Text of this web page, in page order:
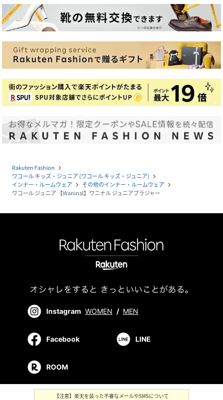
Rakuten Fashion navigate_next
ワコール キッズ・ジュニア (ワコール キッズ・ジュニア) navigate_next
インナー・ルームウェア navigate_next その他のインナー・ルームウェア navigate_next
ワコール ジュニア 【Waninal】ワニナル ジュニアブラジャー
Instagram WOMEN / MEN
Facebook LINE
ROOM
【注意】楽天を装った不審なメールやSMSについて